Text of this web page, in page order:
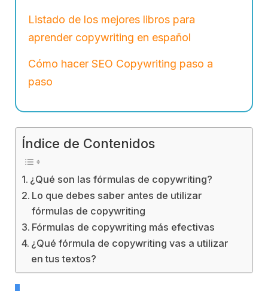
Listado de los mejores libros para
aprender copywriting en español
Cómo hacer SEO Copywriting paso a
paso
Índice de Contenidos
¿Qué son las fórmulas de copywriting?
Lo que debes saber antes de utilizar
fórmulas de copywriting
Fórmulas de copywriting más efectivas
¿Qué fórmula de copywriting vas a utilizar
en tus textos?